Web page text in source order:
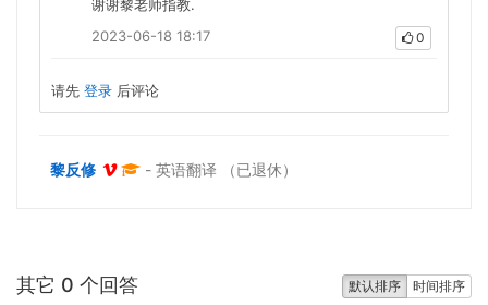
谢谢黎老师指教.
2023-06-18 18:17
0
请先 登录 后评论
黎反修 - 英语翻译 （已退休）
默认排序 时间排序
其它 0 个回答